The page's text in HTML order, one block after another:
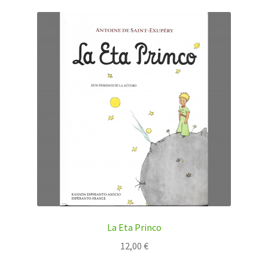
La Eta Princo
12,00 €